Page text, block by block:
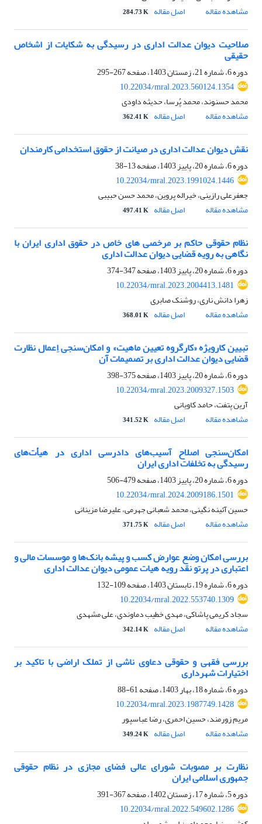
مشاهده مقاله
اصل مقاله 284.73 K
صلاحیت دیوان عدالت اداری در رسیدگی به شکایات از اشخاص
حقیقی
دوره 6، شماره 21، زمستان 1403، صفحه
267-295
10.22034/mral.2023.560124.1354
محمد حسنوند، محمد پُرسا، حدیثه داودی
مشاهده مقاله
اصل مقاله 362.41 K
نقش دیوان عدالت اداری در صیانت از حقوق استخدامی کارمندان
دوره 6، شماره 20، پاییز 1403، صفحه
13-38
10.22034/mral.2023.1991024.1446
جعفرعلی رازینی، خیراله پروین، محمد حسن حبیبی
مشاهده مقاله
اصل مقاله 497.41 K
نظام حقوقی حاکم بر مرخصی های خاص در حقوق اداری ایران با
نگاهی به رویه قضایی دیوان عدالت اداری
دوره 6، شماره 20، پاییز 1403، صفحه
347-374
10.22034/mral.2023.2004413.1481
زهرا دانش ناری، روشنک صابری
مشاهده مقاله
اصل مقاله 368.01 K
تبیین کارویژه «کارگروه تعیین ماهیت» و امکان‌سنجی اِعمال نظارت
قضایی دیوان عدالت اداری بر تصمیمات آن
دوره 6، شماره 20، پاییز 1403، صفحه
375-398
10.22034/mral.2023.2009327.1503
آرین پتفت، حامد کاویانی
مشاهده مقاله
اصل مقاله 341.52 K
امکان‌سنجی اصلاح آسیب‌های دادرسی اداری در هیأت‌های
رسیدگی به تخلفات اداری ایران
دوره 6، شماره 20، پاییز 1403، صفحه
479-506
10.22034/mral.2024.2009186.1501
حسین آئینه نگینی، محمد شعبانی جهرمی، علیرضا مزینانی
مشاهده مقاله
اصل مقاله 371.75 K
بررسی امکان وضع عوارض کسب و پیشه بانک‌ها و موسسات مالی و
اعتباری در پرتو نقد رویه هیات عمومی دیوان عدالت اداری
دوره 6، شماره 19، تابستان 1403، صفحه
109-132
10.22034/mral.2022.553740.1309
سجاد کریمی پاشاکی، مهدی خطیب دماوندی، علی مشهدی
مشاهده مقاله
اصل مقاله 342.14 K
بررسی فقهی و حقوقی دعاوی ناشی از تملک اراضی با تاکید بر
اختیارات شهرداری
دوره 6، شماره 18، بهار 1403، صفحه
61-88
10.22034/mral.2023.1987749.1428
مریم زورمند، حسین احمری، رضا عباسپور
مشاهده مقاله
اصل مقاله 349.24 K
نظارت‌ بر مصوبات شورای عالی فضای مجازی در نظام حقوقی
جمهوری اسلامی ایران
دوره 5، شماره 17، زمستان 1402، صفحه
367-391
10.22034/mral.2022.549602.1286